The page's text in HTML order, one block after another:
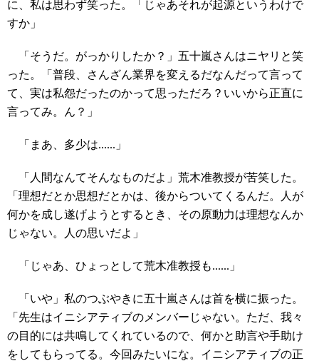
に、私は思わず笑った。「じゃあそれが起源というわけで
すか」
「そうだ。がっかりしたか？」五十嵐さんはニヤリと笑
った。「普段、さんざん業界を変えるだなんだって言って
て、実は私怨だったのかって思っただろ？いいから正直に
言ってみ。ん？」
「まあ、多少は......」
「人間なんてそんなものだよ」荒木准教授が苦笑した。
「理想だとか思想だとかは、後からついてくるんだ。人が
何かを成し遂げようとするとき、その原動力は理想なんか
じゃない。人の思いだよ」
「じゃあ、ひょっとして荒木准教授も......」
「いや」私のつぶやきに五十嵐さんは首を横に振った。
「先生はイニシアティブのメンバーじゃない。ただ、我々
の目的には共鳴してくれているので、何かと助言や手助け
をしてもらってる。今回みたいにな。イニシアティブの正